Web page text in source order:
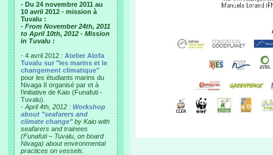
- Du 24 novembre 2011 au
10 avril 2012 - mission à
Tuvalu :
- From November 24th, 2011
to April 10th, 2012 - Mission
in Tuvalu :
- 4 avril 2012 : Atelier Alofa
Tuvalu sur "les marins et le
changement climatique"
pour les étudiants marins du
Nivaga II organisé par et à
l'initiative de Kaio (Funafuti -
Tuvalu).
- April 4th, 2012 : Workshop
about "seafarers and
climate change"by Kaio with
seafarers and trainees
(Funafuti – Tuvalu, on board
Nivaga) about environmental
practices on vessels.